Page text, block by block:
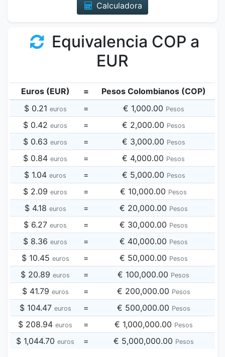
Calculadora
Equivalencia COP a
EUR
Euros (EUR) =
Pesos Colombianos (COP)
$ 0.21 euros = € 1,000.00 Pesos
$ 0.42 euros = € 2,000.00 Pesos
$ 0.63 euros = € 3,000.00 Pesos
$ 0.84 euros = € 4,000.00 Pesos
$ 1.04 euros = € 5,000.00 Pesos
$ 2.09 euros = € 10,000.00 Pesos
$ 4.18 euros = € 20,000.00 Pesos
$ 6.27 euros = € 30,000.00 Pesos
$ 8.36 euros = € 40,000.00 Pesos
$ 10.45 euros = € 50,000.00 Pesos
$ 20.89 euros = € 100,000.00 Pesos
$ 41.79 euros = € 200,000.00 Pesos
$ 104.47 euros = € 500,000.00 Pesos
$ 208.94 euros = € 1,000,000.00 Pesos
$ 1,044.70 euros = € 5,000,000.00 Pesos